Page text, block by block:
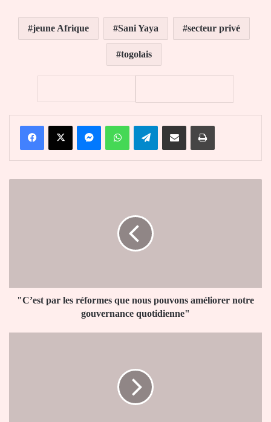
jeune Afrique Sani Yaya secteur privé
togolais
FacebookX MessengerWhatsAppTelegramPartager par email Imprimer
notre
gouvernance
"C’est par les réformes que nous pouvons améliorer notre
gouvernance quotidienne"